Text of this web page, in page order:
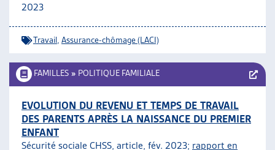
2023
Travail Assurance-chômage (LACI)
FAMILLES » POLITIQUE FAMILIALE
EVOLUTION DU REVENU ET TEMPS DE TRAVAIL
DES PARENTS APRÈS LA NAISSANCE DU PREMIER
ENFANT
Sécurité sociale CHSS, article, fév. 2023; rapport en